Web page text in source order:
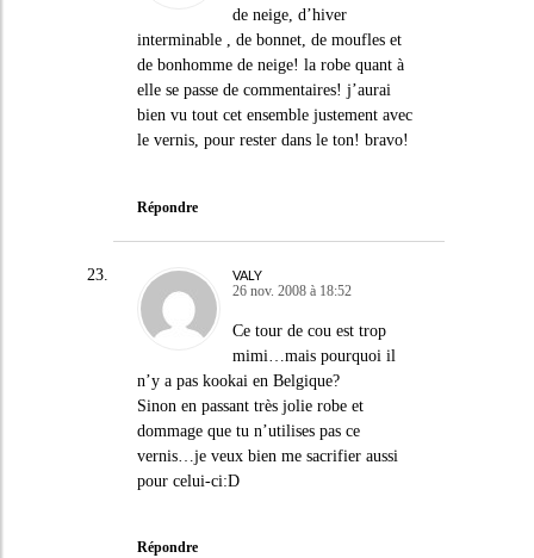
de neige, d’hiver
interminable , de bonnet, de moufles et
de bonhomme de neige! la robe quant à
elle se passe de commentaires! j’aurai
bien vu tout cet ensemble justement avec
le vernis, pour rester dans le ton! bravo!
Répondre
VALY
26 nov. 2008 à 18:52
Ce tour de cou est trop
mimi…mais pourquoi il
n’y a pas kookai en Belgique?
Sinon en passant très jolie robe et
dommage que tu n’utilises pas ce
vernis…je veux bien me sacrifier aussi
pour celui-ci:D
Répondre